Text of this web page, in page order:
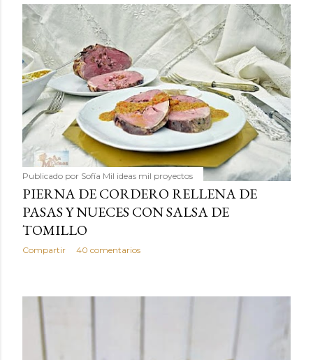
Publicado por Sofía Mil ideas mil proyectos
PIERNA DE CORDERO RELLENA DE
PASAS Y NUECES CON SALSA DE
TOMILLO
Compartir 40 comentarios